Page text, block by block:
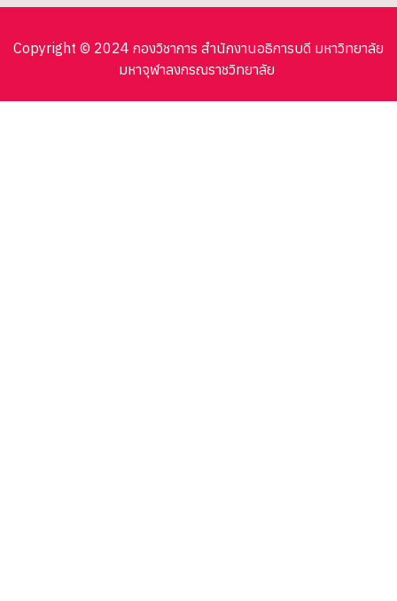
Copyright © 2024 กองวิชาการ สำนักงานอธิการบดี มหาวิทยาลัย
มหาจุฬาลงกรณราชวิทยาลัย